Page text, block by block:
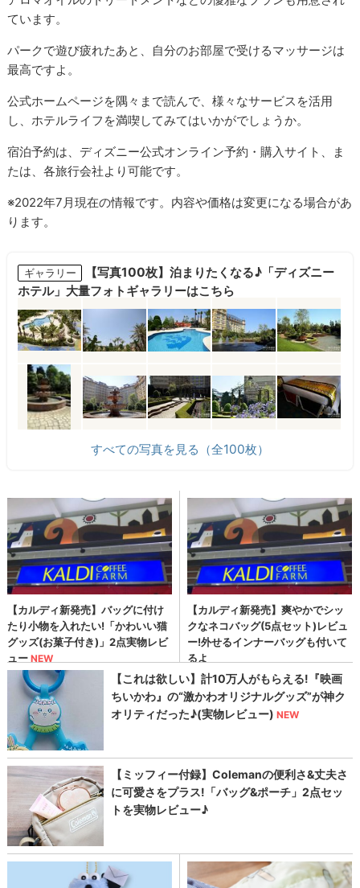
ています。
パークで遊び疲れたあと、自分のお部屋で受けるマッサージは
最高ですよ。
公式ホームページを隅々まで読んで、様々なサービスを活用
し、ホテルライフを満喫してみてはいかがでしょうか。
宿泊予約は、ディズニー公式オンライン予約・購入サイト、ま
たは、各旅行会社より可能です。
※2022年7月現在の情報です。内容や価格は変更になる場合があ
ります。
ギャラリー
【写真100枚】泊まりたくなる♪「ディズニー
ホテル」大量フォトギャラリーはこちら
すべての写真を見る（全100枚）